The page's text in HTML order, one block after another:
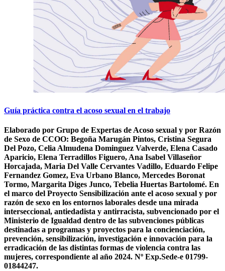
Guía práctica contra el acoso sexual en el trabajo
Elaborado por Grupo de Expertas de Acoso sexual y por Razón
de Sexo de CCOO: Begoña Marugán Pintos, Cristina Segura
Del Pozo, Celia Almudena Dominguez Valverde, Elena Casado
Aparicio, Elena Terradillos Figuero, Ana Isabel Villaseñor
Horcajada, Maria Del Valle Cervantes Vadillo, Eduardo Felipe
Fernandez Gomez, Eva Urbano Blanco, Mercedes Boronat
Tormo, Margarita Diges Junco, Tebelia Huertas Bartolomé. En
el marco del Proyecto Sensibilización ante el acoso sexual y por
razón de sexo en los entornos laborales desde una mirada
interseccional, antiedadista y antirracista, subvencionado por el
Ministerio de Igualdad dentro de las subvenciones públicas
destinadas a programas y proyectos para la concienciación,
prevención, sensibilización, investigación e innovación para la
erradicación de las distintas formas de violencia contra las
mujeres, correspondiente al año 2024. Nº Exp.Sede-e 01799-
01844247.